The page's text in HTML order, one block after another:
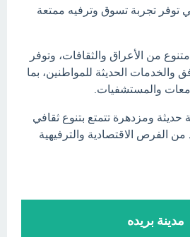
توفر تجربة تسوق وترفيه ممتعة
من الأعراق والثقافات، وتوفر
والخدمات الحديثة للمواطنين، بما
والمستشفيات.
حديثة ومزدهرة تتمتع بتنوع ثقافي
من الفرص الاقتصادية والترفيهية
مدينة بريده